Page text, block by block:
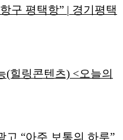
구 평택항” | 경기평택
(힐링콘텐츠) <오늘의
고 “아주 보통의 하루”